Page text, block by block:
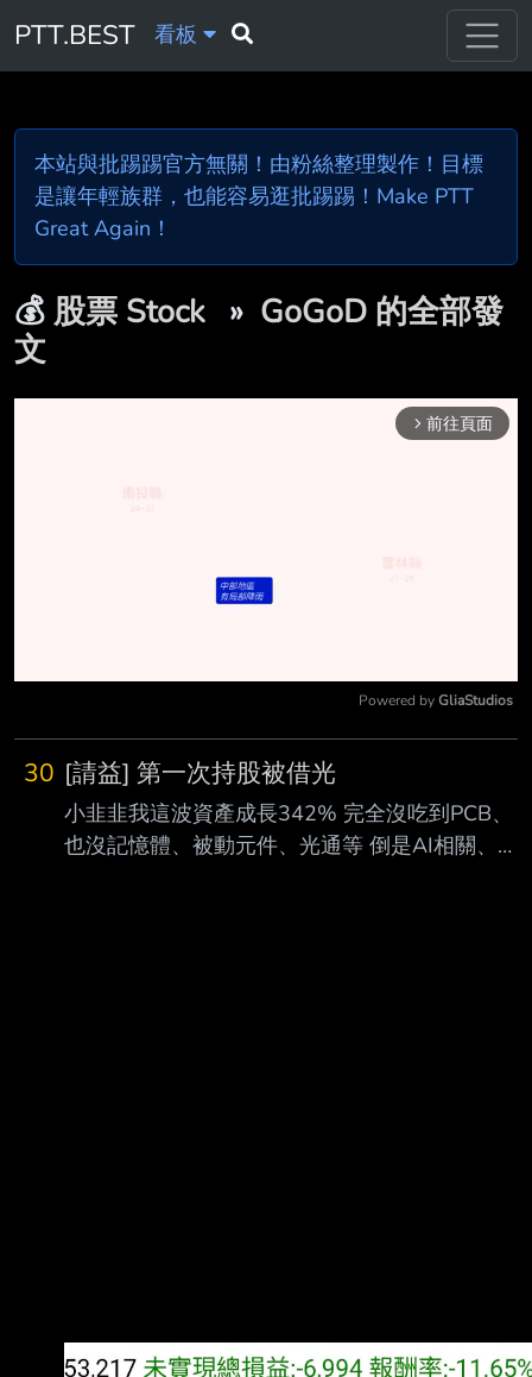
PTT.BEST 看板
本站與批踢踢官方無關！由粉絲整理製作！目標
是讓年輕族群，也能容易逛批踢踢！Make PTT
Great Again！
💰股票 Stock » GoGoD 的全部發
文
arrow_forward_ios 前往頁面
Powered by GliaStudios
30 [請益] 第一次持股被借光
小韭韭我這波資產成長342% 完全沒吃到PCB、
也沒記憶體、被動元件、光通等 倒是AI相關、生